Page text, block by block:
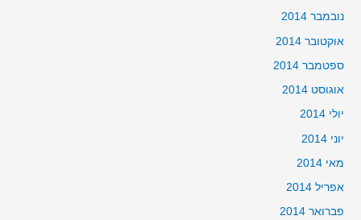
נובמבר 2014
אוקטובר 2014
ספטמבר 2014
אוגוסט 2014
יולי 2014
יוני 2014
מאי 2014
אפריל 2014
פברואר 2014